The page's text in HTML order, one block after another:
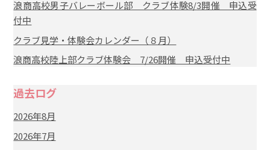
浪商高校男子バレーボール部 クラブ体験8/3開催 申込受
付中
クラブ見学・体験会カレンダー（８月）
浪商高校陸上部クラブ体験会 7/26開催 申込受付中
過去ログ
2026年8月
2026年7月